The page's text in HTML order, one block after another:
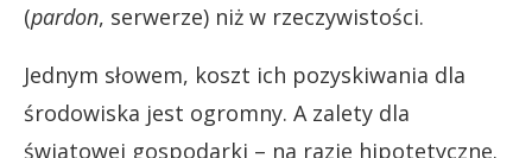
(pardon, serwerze) niż w rzeczywistości.
Jednym słowem, koszt ich pozyskiwania dla
środowiska jest ogromny. A zalety dla
światowej gospodarki – na razie hipotetyczne.